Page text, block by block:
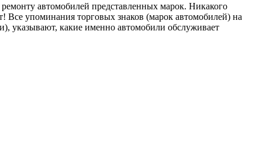
автомобилей представленных марок. Никакого
Все упоминания торговых знаков (марок автомобилей) на
какие именно автомобили обслуживает